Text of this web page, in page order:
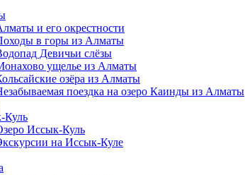
и его окрестности
в горы из Алматы
Девичьи слёзы
ущелье из Алматы
озёра из Алматы
поездка на озеро Каинды из Алматы
Куль
Иссык-Куль
на Иссык-Куле